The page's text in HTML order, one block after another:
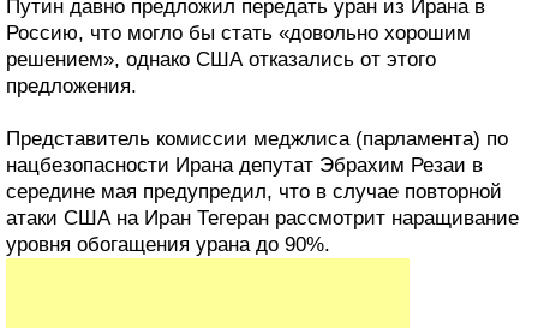
Путин давно предложил передать уран из Ирана в
Россию, что могло бы стать «довольно хорошим
решением», однако США отказались от этого
предложения.
Представитель комиссии меджлиса (парламента) по
нацбезопасности Ирана депутат Эбрахим Резаи в
середине мая предупредил, что в случае повторной
атаки США на Иран Тегеран рассмотрит наращивание
уровня обогащения урана до 90%.